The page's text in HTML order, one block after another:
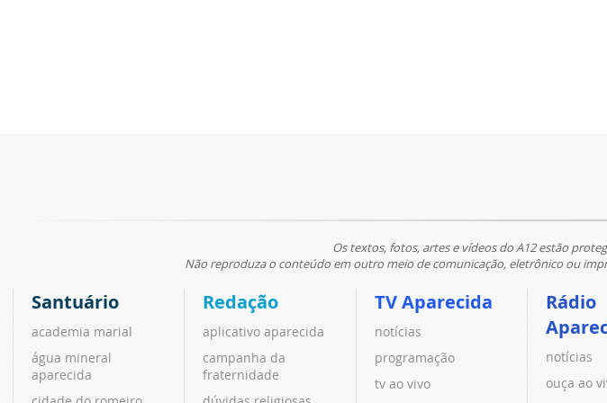
Os textos, fotos, artes e vídeos do A12 estão
Não reproduza o conteúdo em outro meio de comunicação, eletrônico ou
Santuário
academia marial
água mineral
aparecida
Redação
aplicativo aparecida
campanha da
fraternidade
TV Aparecida
notícias
programação
tv ao vivo
Rádio
notícias
ouça ao